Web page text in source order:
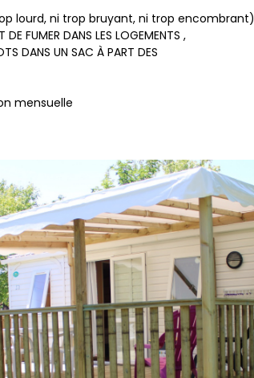
lourd, ni trop bruyant, ni trop encombrant)
DE FUMER DANS LES LOGEMENTS ,
DANS UN SAC À PART DES
mensuelle